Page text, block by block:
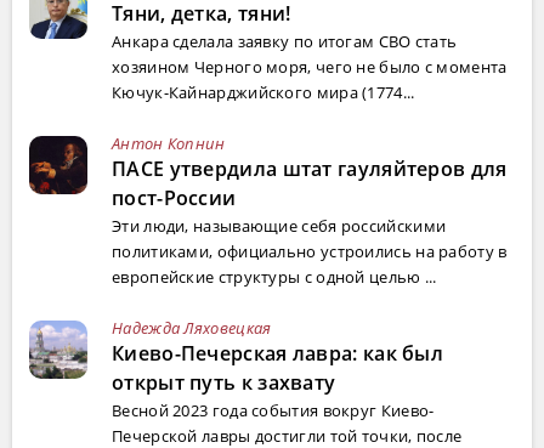
Тяни, детка, тяни!
Анкара сделала заявку по итогам СВО стать
хозяином Черного моря, чего не было с момента
Кючук-Кайнарджийского мира (1774...
Антон Копнин
ПАСЕ утвердила штат гауляйтеров для
пост-России
Эти люди, называющие себя российскими
политиками, официально устроились на работу в
европейские структуры с одной целью ...
Надежда Ляховецкая
Киево-Печерская лавра: как был
открыт путь к захвату
Весной 2023 года события вокруг Киево-
Печерской лавры достигли той точки, после